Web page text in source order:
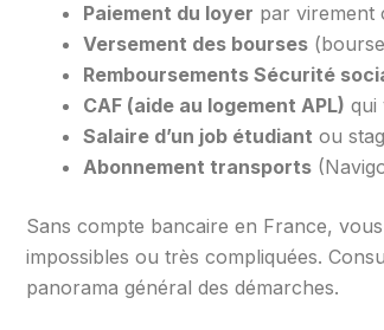
Paiement du loyer par virement
Versement des bourses
Remboursements Sécurité
CAF (aide au logement APL) qui
Salaire d’un job étudiant ou
Abonnement transports
Sans compte bancaire en France,
impossibles ou très compliquées.
panorama général des démarches.